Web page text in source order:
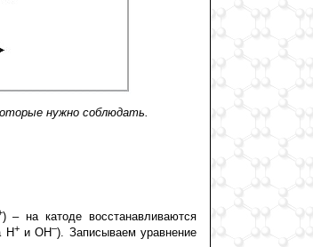
нужно соблюдать.
) – на катоде восстанавливаются
H+и ОН–). Записываем уравнение